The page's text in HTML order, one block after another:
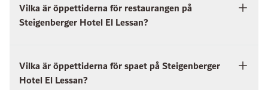
Vilka är öppettiderna för restaurangen på
Steigenberger Hotel El Lessan?
Vilka är öppettiderna för spaet på Steigenberger
Hotel El Lessan?